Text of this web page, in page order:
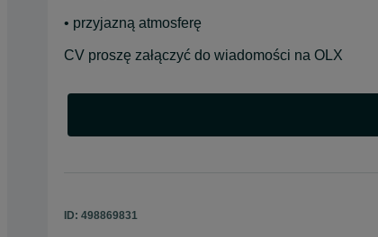
• przyjazną atmosferę
CV proszę załączyć do wiadomości na OLX
ID: 498869831